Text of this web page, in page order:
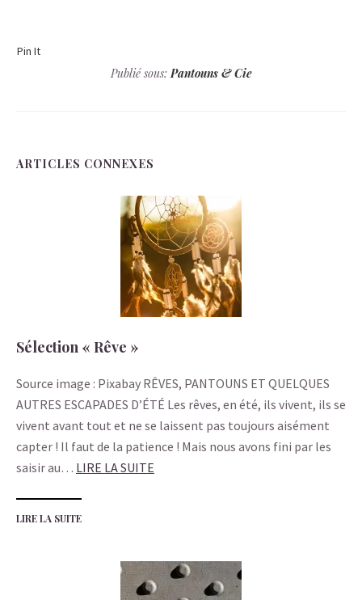
Pin It
Publié sous: Pantouns & Cie
ARTICLES CONNEXES
Sélection « Rêve »
Source image : Pixabay RÊVES, PANTOUNS ET QUELQUES
AUTRES ESCAPADES D’ÉTÉ Les rêves, en été, ils vivent, ils se
vivent avant tout et ne se laissent pas toujours aisément
capter ! Il faut de la patience ! Mais nous avons fini par les
saisir au… LIRE LA SUITE
LIRE LA SUITE